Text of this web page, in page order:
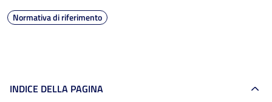
Normativa di riferimento
INDICE DELLA PAGINA